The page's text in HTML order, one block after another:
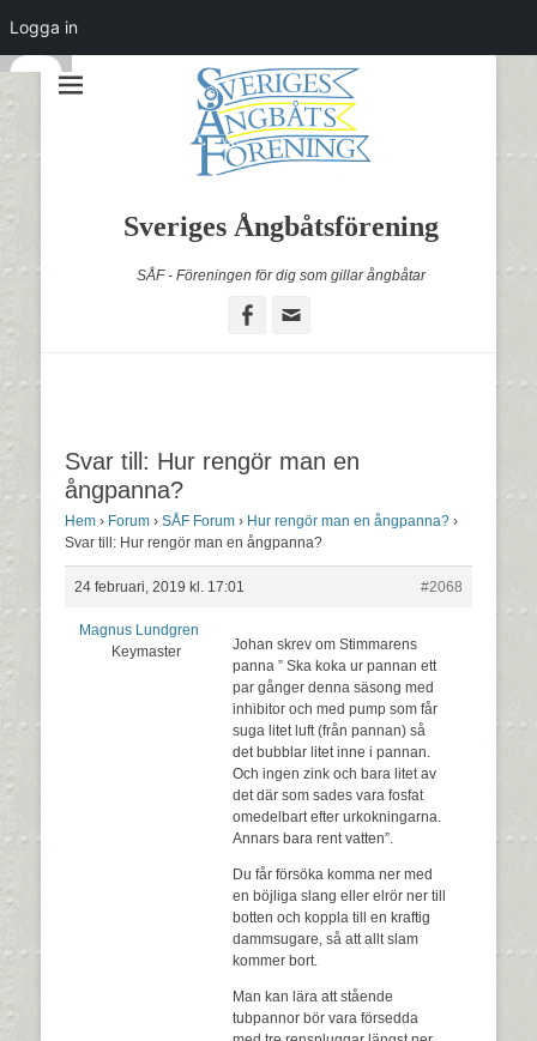
Sveriges Ångbåtsförening
SÅF - Föreningen för dig som gillar ångbåtar
Facebook
Svar till: Hur rengör man en
ångpanna?
Hem › Forum › SÅF Forum › Hur rengör man en ångpanna? ›
Svar till: Hur rengör man en ångpanna?
24 februari, 2019 kl. 17:01 #2068
Magnus Lundgren
Keymaster
Johan skrev om Stimmarens
panna ” Ska koka ur pannan ett
par gånger denna säsong med
inhibitor och med pump som får
suga litet luft (från pannan) så
det bubblar litet inne i pannan.
Och ingen zink och bara litet av
det där som sades vara fosfat
omedelbart efter urkokningarna.
Annars bara rent vatten”.
Du får försöka komma ner med
en böjliga slang eller elrör ner till
botten och koppla till en kraftig
dammsugare, så att allt slam
kommer bort.
Man kan lära att stående
tubpannor bör vara försedda
Logga in